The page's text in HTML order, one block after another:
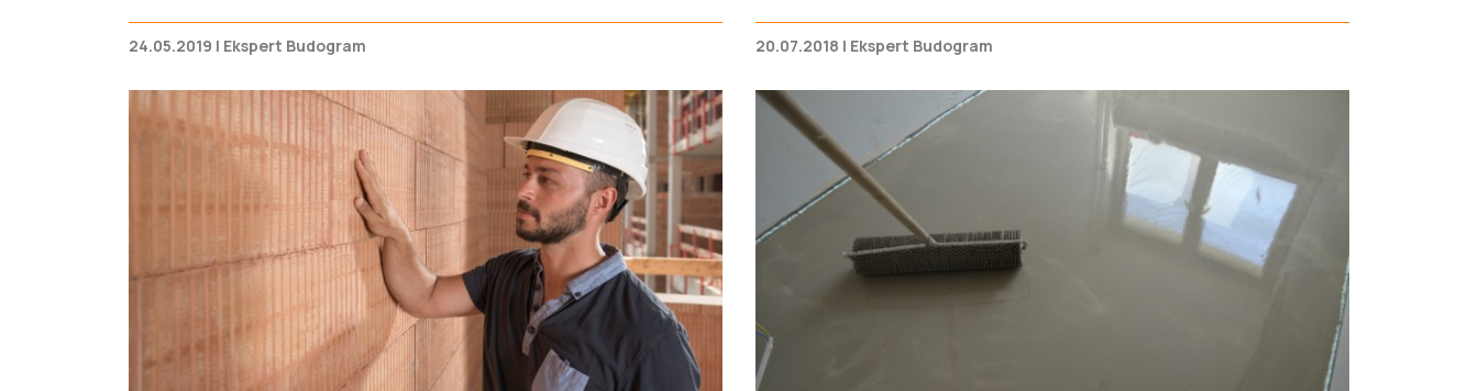
24.05.2019 | Ekspert Budogram 20.07.2018 | Ekspert Budogram